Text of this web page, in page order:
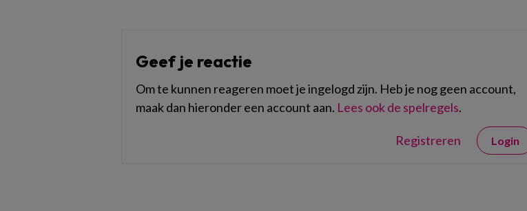
Geef je reactie
Om te kunnen reageren moet je ingelogd zijn. Heb je nog geen account,
maak dan hieronder een account aan. Lees ook de spelregels.
Registreren Login